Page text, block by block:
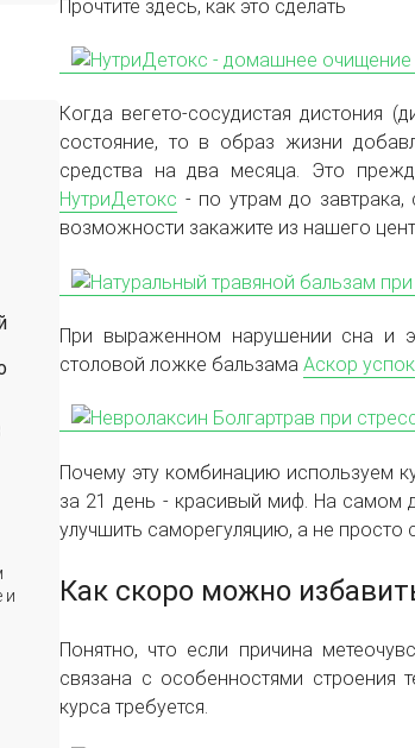
и
Прочтите здесь, как это сделать
Когда вегето-сосудистая дистония
состояние, то в образ жизни
средства на два месяца. Это
НутриДетокс - по утрам до завтрака,
возможности закажите из нашего
При выраженном нарушении сна и
столовой ложке бальзама Аскор
Почему эту комбинацию используем
за 21 день - красивый миф. На самом
улучшить саморегуляцию, а не просто
Как скоро можно
Понятно, что если причина
связана с особенностями строения
курса требуется.